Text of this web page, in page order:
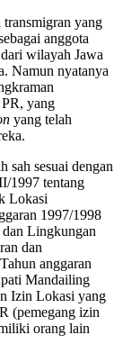
transmigran yang
anggota
wilayah Jawa
Namun nyatanya
yang
yang telah
sah sesuai dengan
1997 tentang
Lokasi
1997/1998
Lingkungan
dan
anggaran
Mandailing
Izin Lokasi yang
(pemegang izin
orang lain